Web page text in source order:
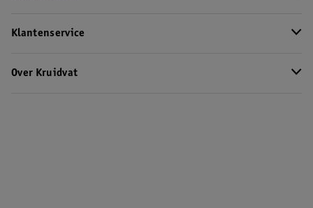
Klantenservice
Over Kruidvat